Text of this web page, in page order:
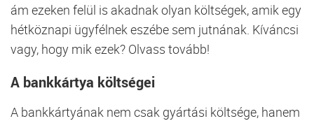
ám ezeken felül is akadnak olyan költségek, amik egy
hétköznapi ügyfélnek eszébe sem jutnának. Kíváncsi
vagy, hogy mik ezek? Olvass tovább!
A bankkártya költségei
A bankkártyának nem csak gyártási költsége, hanem